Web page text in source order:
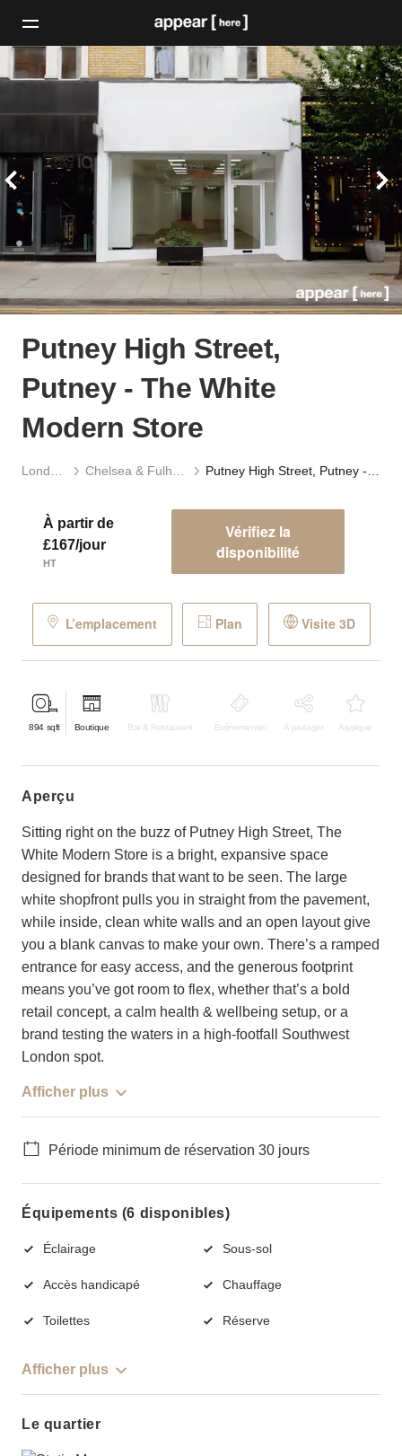
Putney High Street,
Putney - The White
Modern Store
À partir de
£167/jour
HT
Vérifiez la
disponibilité
L’emplacement Plan Visite 3D
894 sqft Boutique Bar & Restaurant Événementiel À partager Atypique
aperçu
Sitting right on the buzz of Putney High Street, The
White Modern Store is a bright, expansive space
designed for brands that want to be seen. The large
white shopfront pulls you in straight from the pavement,
while inside, clean white walls and an open layout give
you a blank canvas to make your own. There’s a ramped
entrance for easy access, and the generous footprint
means you’ve got room to flex, whether that’s a bold
retail concept, a calm health & wellbeing setup, or a
brand testing the waters in a high-footfall Southwest
London spot.
Afficher plus
Période minimum de réservation 30 jours
Équipements (6 disponibles)
Éclairage Sous-sol
Accès handicapé Chauffage
Toilettes Réserve
Afficher plus
Le quartier